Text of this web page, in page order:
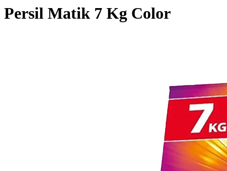
Persil Matik 7 Kg Color